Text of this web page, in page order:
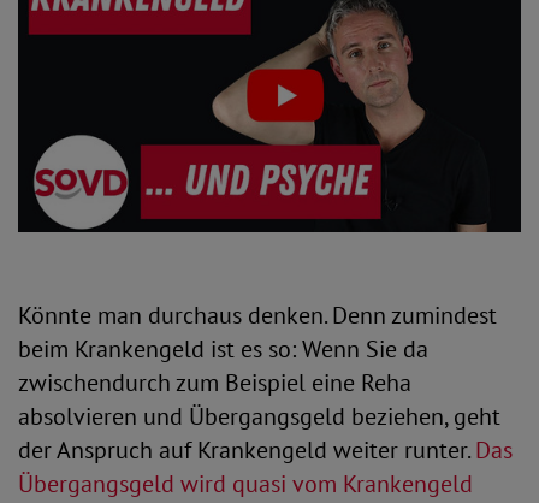
Könnte man durchaus denken. Denn zumindest
beim Krankengeld ist es so: Wenn Sie da
zwischendurch zum Beispiel eine Reha
absolvieren und Übergangsgeld beziehen, geht
der Anspruch auf Krankengeld weiter runter.Das
Übergangsgeld wird quasi vom Krankengeld